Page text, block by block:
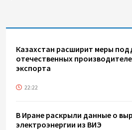
Казахстан расширит меры
отечественных
экспорта
22:22
В Иране раскрыли данные о
электроэнергии из ВИЭ